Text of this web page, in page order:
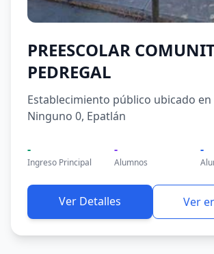
PREESCOLAR
PEDREGAL
Establecimiento público ubicado
Ninguno 0, Epatlán
-
Ingreso Principal
-
Alumnos
-
Ver Detalles Ver